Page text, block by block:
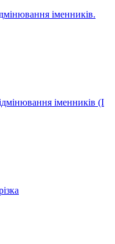
іменників.
іменників (І